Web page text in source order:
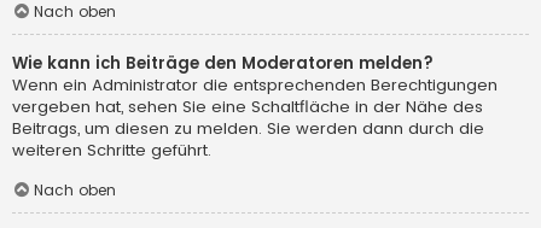
Nach oben
Wie kann ich Beiträge den Moderatoren melden?
Wenn ein Administrator die entsprechenden Berechtigungen
vergeben hat, sehen Sie eine Schaltfläche in der Nähe des
Beitrags, um diesen zu melden. Sie werden dann durch die
weiteren Schritte geführt.
Nach oben